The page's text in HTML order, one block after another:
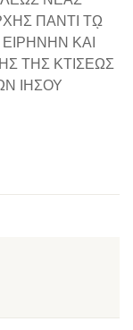
ΠΑΝΤΙ Τῼ
ΚΑΙ
ΤΗΣ ΚΤΙΣΕΩΣ
ΙΗΣΟΥ